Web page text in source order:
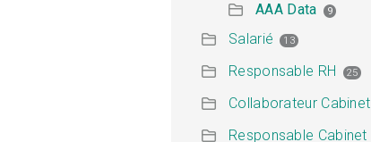
AAA Data 9
Salarié 13
Responsable RH 25
Collaborateur Cabinet
Responsable Cabinet